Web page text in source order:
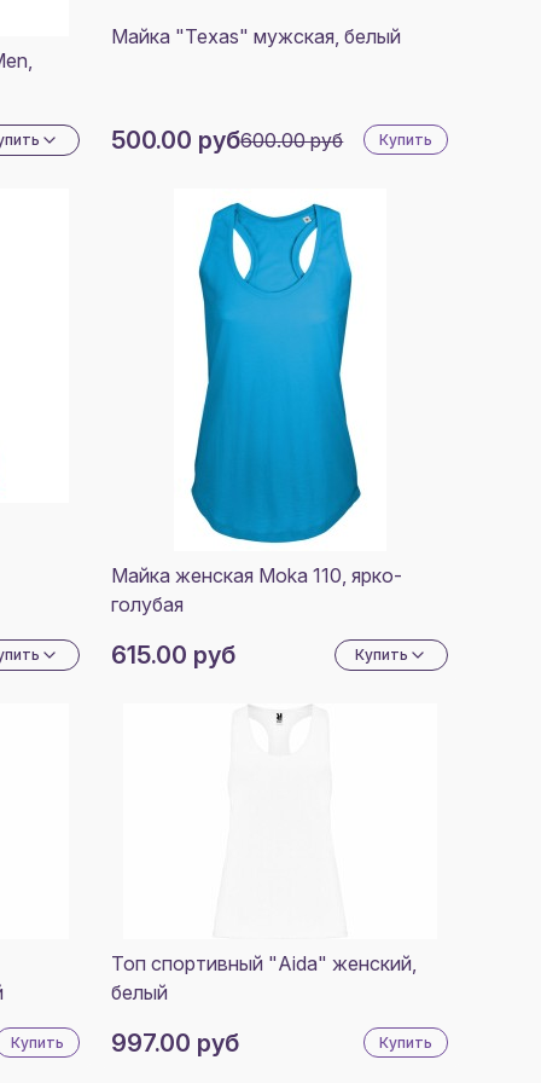
НЭЙВИ
Майка "Texas" мужская, белый
500.00 руб600.00 руб Купить
Майка женская Moka 110, ярко-
голубая
615.00 руб Купить
Купить
Топ спортивный "Aida" женский,
белый
997.00 руб Купить